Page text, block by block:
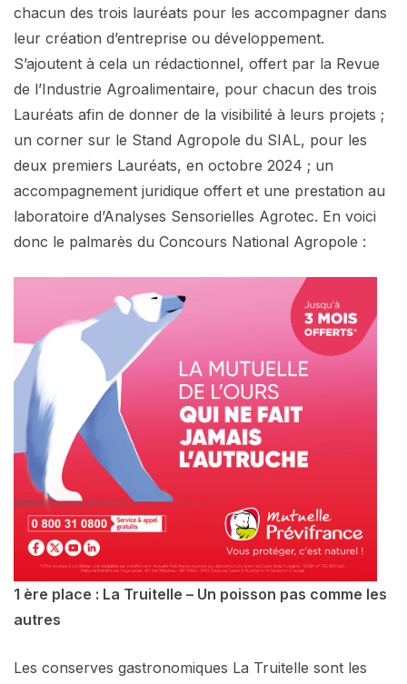
chacun des trois lauréats pour les accompagner dans
leur création d’entreprise ou développement.
S’ajoutent à cela un rédactionnel, offert par la Revue
de l’Industrie Agroalimentaire, pour chacun des trois
Lauréats afin de donner de la visibilité à leurs projets ;
un corner sur le Stand Agropole du SIAL, pour les
deux premiers Lauréats, en octobre 2024 ; un
accompagnement juridique offert et une prestation au
laboratoire d’Analyses Sensorielles Agrotec. En voici
donc le palmarès du Concours National Agropole :
1 ère place : La Truitelle – Un poisson pas comme les
autres
Les conserves gastronomiques La Truitelle sont les